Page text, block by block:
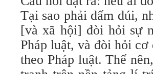
Tại sao phải dấm dúi,
[và xã hội] đòi hỏi sự
Pháp luật, và đòi hỏi
theo Pháp luật. Thế